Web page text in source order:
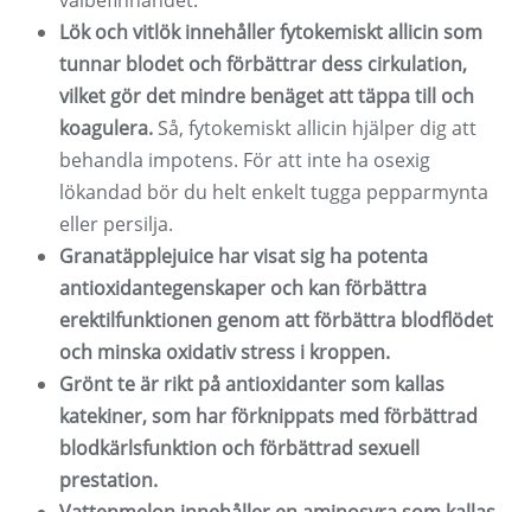
Lök och vitlök innehåller fytokemiskt allicin som
tunnar blodet och förbättrar dess cirkulation,
vilket gör det mindre benäget att täppa till och
koagulera. Så, fytokemiskt allicin hjälper dig att
behandla impotens. För att inte ha osexig
lökandad bör du helt enkelt tugga pepparmynta
eller persilja.
Granatäpplejuice har visat sig ha potenta
antioxidantegenskaper och kan förbättra
erektilfunktionen genom att förbättra blodflödet
och minska oxidativ stress i kroppen.
Grönt te är rikt på antioxidanter som kallas
katekiner, som har förknippats med förbättrad
blodkärlsfunktion och förbättrad sexuell
prestation.